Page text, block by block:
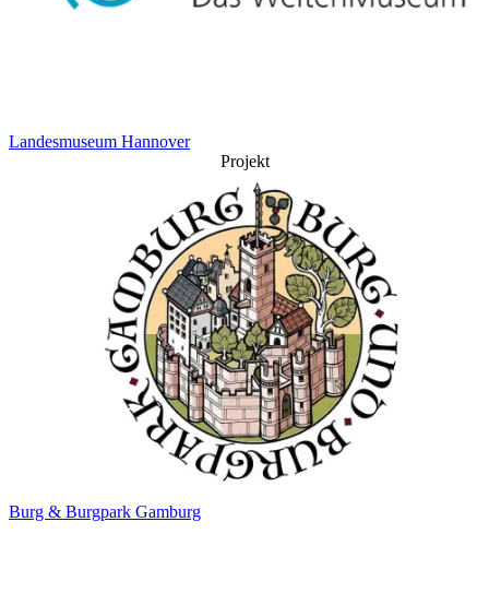
Landesmuseum Hannover
Projekt
Burg & Burgpark Gamburg